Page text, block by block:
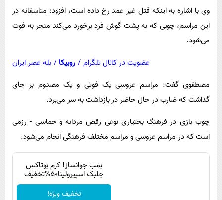
سیاست
سرگرمی
گوناگون
حوادث
محیط زیست
سلامت
فرهنگی
داستان کوتاه
پیامک
آشپزی
دانلود
وی با اشاره به اینکه قتل غیر عمد رخ داده است، افزود: متاسفانه در
این مراسم، چوبی که به پشت گوش فرد برخورد می‌کند منجر به فوت
می‌شود.
عضویت در کانال تلگرام / روبیکا / بله عصر ایران
مصطفوی گفت: مراسم عروسی یک فوتی و یک مصدوم بر جای
گذاشت که ضارب در حال حاضر در بازداشت به سر می‌برد.
چوب بازی در فرهنگ بختیاری نوعی رقص مردانه و حماسی - رزمی
است که در مراسم عروسی و مراسم مختلف فرهنگی انجام می‌شود.
بمب جوانساز! کرم بوتاکس
جلبک اسپیرولینا50%تخفیف
تخفیف ویژه!